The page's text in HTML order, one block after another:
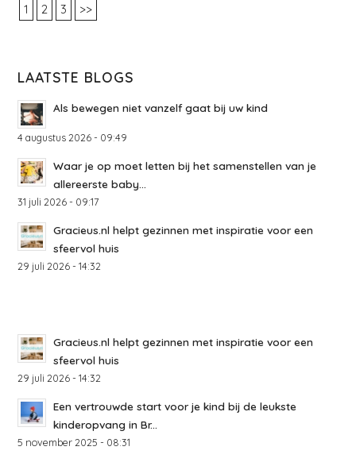
1
2 3 >>
LAATSTE BLOGS
Als bewegen niet vanzelf gaat bij uw kind
4 augustus 2026 - 09:49
Waar je op moet letten bij het samenstellen van je
allereerste baby...
31 juli 2026 - 09:17
Gracieus.nl helpt gezinnen met inspiratie voor een
sfeervol huis
29 juli 2026 - 14:32
Gracieus.nl helpt gezinnen met inspiratie voor een
sfeervol huis
29 juli 2026 - 14:32
Een vertrouwde start voor je kind bij de leukste
kinderopvang in Br...
5 november 2025 - 08:31